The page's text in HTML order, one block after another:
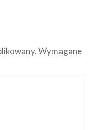
Wymagane